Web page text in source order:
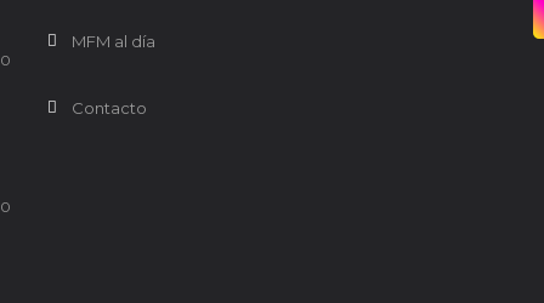
0
0
MFM al día
Contacto